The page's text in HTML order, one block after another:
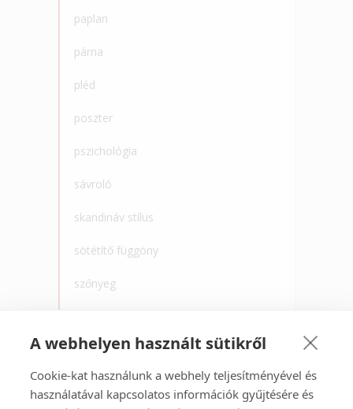
A webhelyen használt sütikről
Cookie-kat használunk a webhely teljesítményével és
használatával kapcsolatos információk gyűjtésére és
paplan
párna
pléd
poszter
pszichológia
sávroló
skandináv stílus
sötétítő függöny
szőnyeg
törölköző
újrahaszonsítás